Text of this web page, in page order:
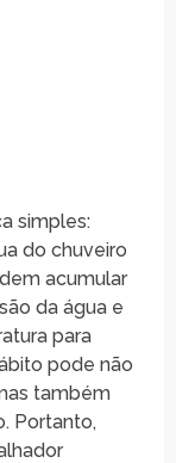
simples:
do chuveiro
acumular
da água e
para
pode não
também
Portanto,